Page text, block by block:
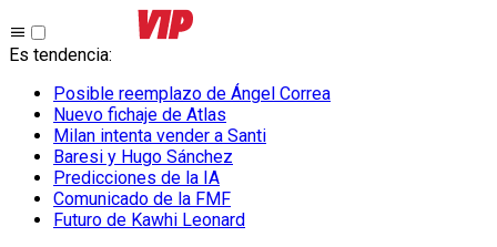
Es tendencia:
Posible reemplazo de Ángel Correa
Nuevo fichaje de Atlas
Milan intenta vender a Santi
Baresi y Hugo Sánchez
Predicciones de la IA
Comunicado de la FMF
Futuro de Kawhi Leonard